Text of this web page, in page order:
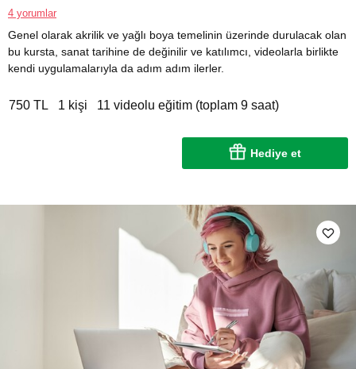
4 yorumlar
Genel olarak akrilik ve yağlı boya temelinin üzerinde durulacak olan
bu kursta, sanat tarihine de değinilir ve katılımcı, videolarla birlikte
kendi uygulamalarıyla da adım adım ilerler.
750 TL 1 kişi 11 videolu eğitim (toplam 9 saat)
Hediye et